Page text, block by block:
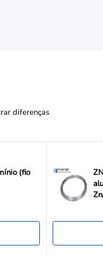
diferenças
(fio